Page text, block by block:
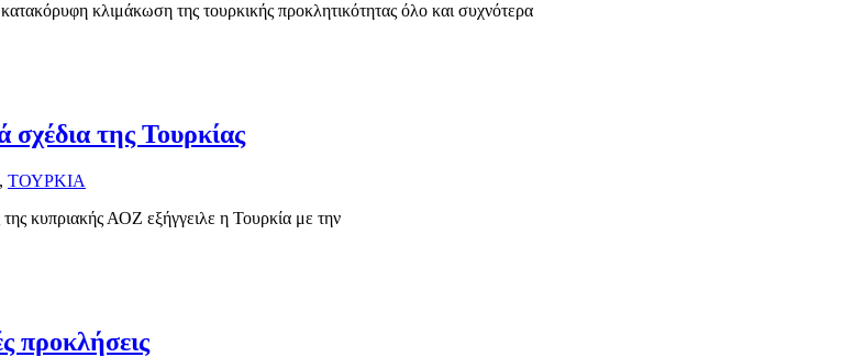
κλιμάκωση της τουρκικής προκλητικότητας όλο και συχνότερα
σχέδια της Τουρκίας
, ΤΟΥΡΚΙΑ
κυπριακής ΑΟΖ εξήγγειλε η Τουρκία με την
προκλήσεις